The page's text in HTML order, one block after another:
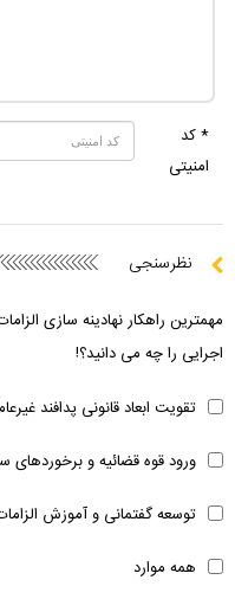
* کد
امنیتی
نظرسنجی
مهمترین راهکار نهادینه سازی
اجرایی را چه می دانید؟!
تقویت ابعاد قانونی پدافند
ورود قوه قضائیه و برخوردهای
توسعه گفتمانی و آموزش
همه موارد